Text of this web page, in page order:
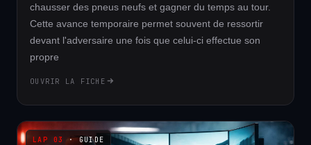
chausser des pneus neufs et gagner du temps au tour.
Cette avance temporaire permet souvent de ressortir
devant l'adversaire une fois que celui-ci effectue son
propre
OUVRIR LA FICHE
· GUIDE